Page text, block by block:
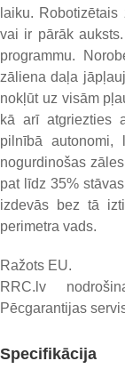
laiku.
vai ir pārāk
programmu.
zāliena daļa
nokļūt uz visām
kā arī atgriezties
pilnībā
nogurdinošas
pat līdz 35%
izdevās bez tā
perimetra vads.
Ražots EU.
RRC.lv
Pēcgarantijas
Specifikācija